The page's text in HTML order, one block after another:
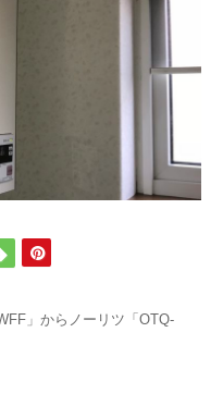
」からノーリツ「OTQ-